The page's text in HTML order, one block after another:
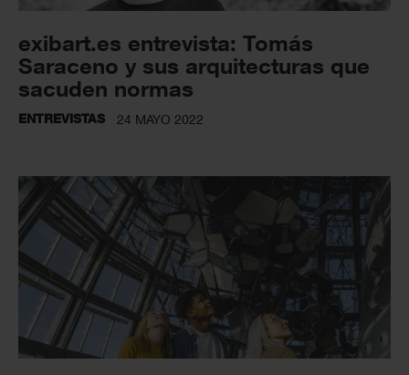
exibart.es entrevista: Tomás
Saraceno y sus arquitecturas que
sacuden normas
ENTREVISTAS 24 MAYO 2022